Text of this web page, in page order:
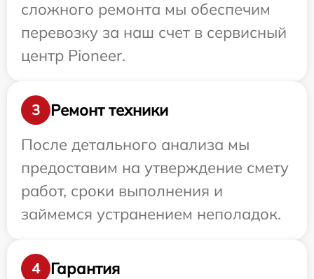
сложного ремонта мы обеспечим
перевозку за наш счет в сервисный
центр Pioneer.
3
Ремонт техники
После детального анализа мы
предоставим на утверждение смету
работ, сроки выполнения и
займемся устранением неполадок.
4
Гарантия